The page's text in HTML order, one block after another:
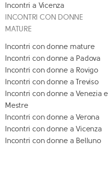
Incontri a Vicenza
INCONTRI CON DONNE
MATURE
Incontri con donne mature
Incontri con donne a Padova
Incontri con donne a Rovigo
Incontri con donne a Treviso
Incontri con donne a Venezia e
Mestre
Incontri con donne a Verona
Incontri con donne a Vicenza
Incontri con donne a Belluno